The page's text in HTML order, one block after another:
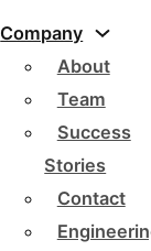
Company
About
Team
Success
Stories
Contact